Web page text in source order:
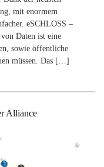
mit enormem
eSCHLOSS –
Daten ist eine
sowie öffentliche
müssen. Das […]
Alliance